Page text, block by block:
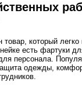
который легко
есть фартуки
персонала.
одежды,